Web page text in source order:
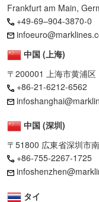
Frankfurt am Main,
+49-69–904-3870-0
中国 (上海)
〒200001 上海市黄浦区
+86-21-6212-6562
中国 (深圳)
〒51800 広東省深圳市
+86-755-2267-1725
タイ